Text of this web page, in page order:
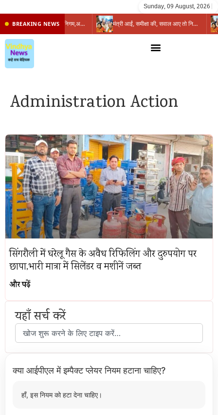
Sunday, 09 August, 2026
BREAKING NEWS प्रभारी मंत्री के निशाने पर नगर निगम,अफसरों को 10 दिन का अल्टीमेटम,नहीं होगी कार्रवाई, महापौर-आयुक्त के बीच सौहार्दहीनता पर मंत्री ने उठाए सवाल मंत्री आईं, समीक्षा की, सवाल आए तो निकल गईं – खाली जयंत चौंकीं पर नहीं दिया जवाब
Administration Action
सिंगरौली में घरेलू गैस के अवैध रिफिलिंग और दुरुपयोग पर
छापा,भारी मात्रा में सिलेंडर व मशीनें जब्त
और पढ़ें
यहाँ सर्च करें
क्या आईपीएल में इम्पैक्ट प्लेयर नियम हटाना चाहिए?
हाँ, इस नियम को हटा देना चाहिए।